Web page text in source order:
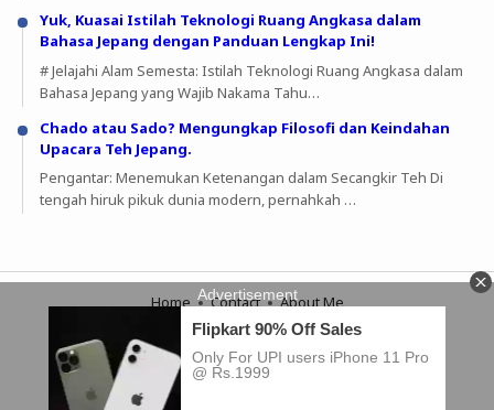
Yuk, Kuasai Istilah Teknologi Ruang Angkasa dalam
Bahasa Jepang dengan Panduan Lengkap Ini!
# Jelajahi Alam Semesta: Istilah Teknologi Ruang Angkasa dalam
Bahasa Jepang yang Wajib Nakama Tahu…
Chado atau Sado? Mengungkap Filosofi dan Keindahan
Upacara Teh Jepang.
Pengantar: Menemukan Ketenangan dalam Secangkir Teh Di
tengah hiruk pikuk dunia modern, pernahkah …
Home Contact About Me